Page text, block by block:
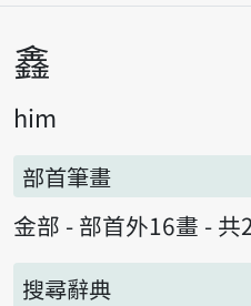
主內容區塊
鑫
him
部首筆畫
金部 - 部首外16畫 - 共
搜尋辭典